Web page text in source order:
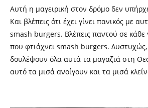
Αυτή η μαγειρική στον δρόμο δεν
Και βλέπεις ότι έχει γίνει πανικός με
smash burgers. Βλέπεις παντού σε
που φτιάχνει smash burgers.
δουλέψουν όλα αυτά τα μαγαζιά στη
αυτό τα μισά ανοίγουν και τα μισά